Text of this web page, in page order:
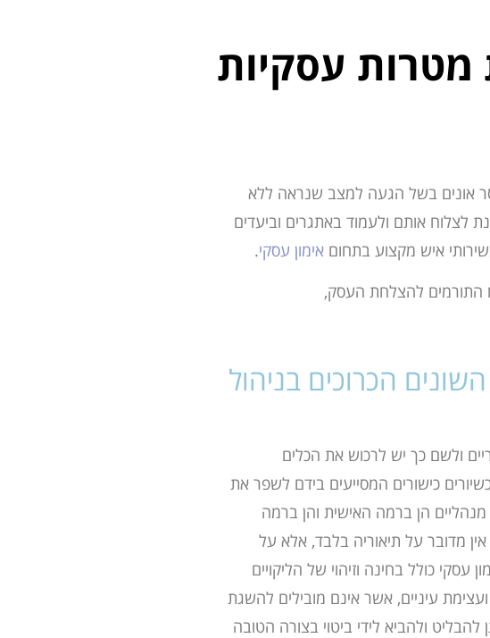
מטרות עסקיות
אונים בשל הגעה למצב שנראה ללא
לצלוח אותם ולעמוד באתגרים וביעדים
איש מקצוע בתחום אימון עסקי.
התורמים להצלחת העסק,
הכרוכים בניהול
ולשם כך יש לרכוש את הכלים
כישורים המסייעים בידם לשפר את
מנהליים הן ברמה האישית והן ברמה
מדובר על תיאוריה בלבד, אלא על
עסקי כולל בחינה וזיהוי של הליקויים
עיניים, אשר אינם מובילים להשגת
ולהביא לידי ביטוי בצורה הטובה